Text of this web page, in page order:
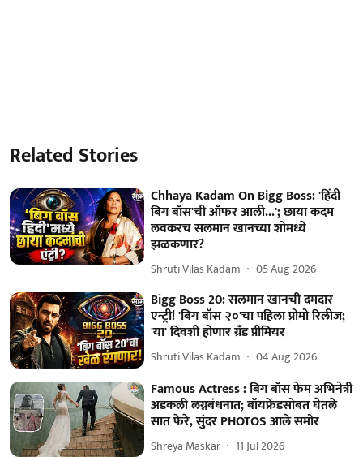
Related Stories
Chhaya Kadam On Bigg Boss: 'हिंदी
बिग बॉस'ची ऑफर आली...'; छाया कदम
लवकरच सलमान खानच्या शोमध्ये
झळकणार?
Shruti Vilas Kadam 05 Aug 2026
Bigg Boss 20: सलमान खानची दमदार
एन्ट्री! 'बिग बॉस २०'चा पहिला प्रोमो रिलीज;
'या' दिवशी होणार ग्रँड प्रीमियर
Shruti Vilas Kadam 04 Aug 2026
Famous Actress : बिग बॉस फेम अभिनेत्री
अडकली लग्नबंधनात; बॉयफ्रेंडसोबत घेतले
सात फेरे, सुंदर PHOTOS आले समोर
Shreya Maskar 11 Jul 2026